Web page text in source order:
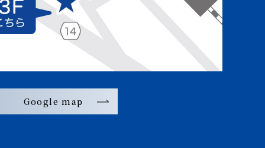
Google map